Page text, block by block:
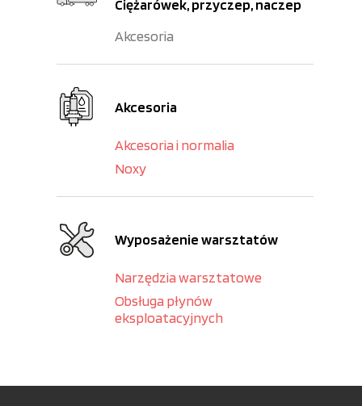
Ciężarówek, przyczep, naczep
Akcesoria
Akcesoria
Akcesoria i normalia
Noxy
Wyposażenie warsztatów
Narzędzia warsztatowe
Obsługa płynów
eksploatacyjnych